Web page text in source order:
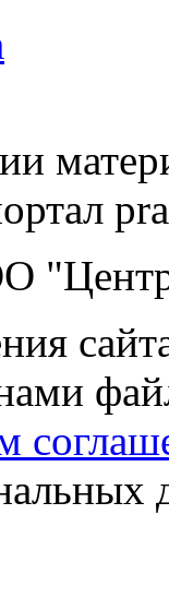
"Центр